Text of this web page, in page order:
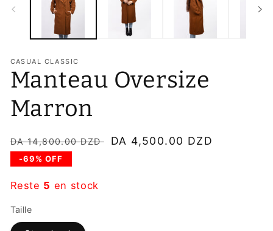
une
CASUAL CLASSIC
Manteau Oversize
Marron
Prix
habituel
DA 14,800.00 DZD
Prix
DA 4,500.00 DZD
-69% OFF
Reste 5 en stock
Taille